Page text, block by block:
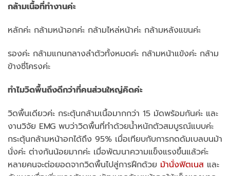
กล้ามเนื้อที่ทำงานค่ะ
หลักค่ะ กล้ามหน้าอกค่ะ กล้ามไหล่หน้าค่ะ กล้ามหลังแขนค่ะ
รองค่ะ กล้ามแกนกลางลำตัวทั้งหมดค่ะ กล้ามหน้าแข้งค่ะ กล้าม
ข้างซี่โครงค่ะ
ทำไมวิดพื้นถึงดีกว่าที่คนส่วนใหญ่คิดค่ะ
วิดพื้นเดียวค่ะ กระตุ้นกล้ามเนื้อมากกว่า 15 มัดพร้อมกันค่ะ และ
งานวิจัย EMG พบว่าวิดพื้นที่ทำด้วยน้ำหนักตัวสมบูรณ์แบบค่ะ
กระตุ้นกล้ามหน้าอกได้ถึง 95% เมื่อเทียบกับการกดดัมเบลบนม้า
นั่งค่ะ ต่างกันน้อยมากค่ะ เมื่อพัฒนาความแข็งแรงขึ้นแล้วค่ะ
หลายคนจะต่อยอดจากวิดพื้นไปสู่การฝึกด้วย ม้านั่งฟิตเนส และ